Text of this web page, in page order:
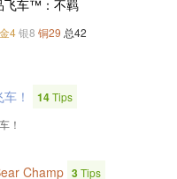
飞车™：不羁
金4银8 铜29 总42
！ 14Tips
！
Champ 3Tips